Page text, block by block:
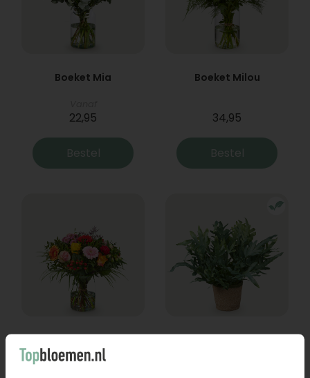
Boeket Mia
22,95
Bestel
Boeket Milou
34,95
Bestel